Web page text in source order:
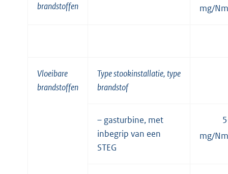
brandstoffen
mg/Nm
Vloeibare
brandstoffen
Type stookinstallatie, type
brandstof
– gasturbine, met
inbegrip van een
STEG
mg/Nm